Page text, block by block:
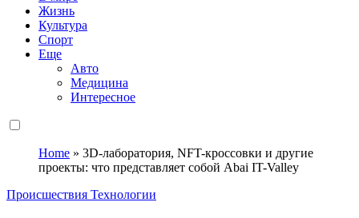
Жизнь
Культура
Спорт
Еще
Авто
Медицина
Интересное
Home » 3D-лаборатория, NFT-кроссовки и другие
проекты: что представляет собой Abai IT-Valley
Происшествия Технологии